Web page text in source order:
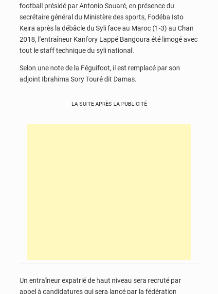
football présidé par Antonio Souaré, en présence du
secrétaire général du Ministère des sports, Fodéba Isto
Keira après la débâcle du Syli face au Maroc (1-3) au Chan
2018, l’entraîneur Kanfory Lappé Bangoura été limogé avec
tout le staff technique du syli national.
Selon une note de la Féguifoot, il est remplacé par son
adjoint Ibrahima Sory Touré dit Damas.
LA SUITE APRÈS LA PUBLICITÉ
Un entraîneur expatrié de haut niveau sera recruté par
appel à candidatures qui sera lancé par la fédération